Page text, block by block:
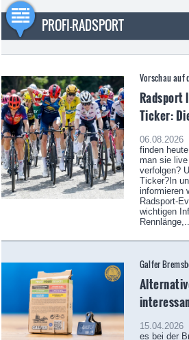
“Nicht ideal gesprintet“: Lippert verpasst in Tournon
Während sie gestern noch als Helferin agiert
(Movistar) auf der 6. Etappe der Tour de
achtköpfigen Spitzengruppe am Ende jedoch
Longo Borghini spart vor Ventoux nichts: “Gebe einen
PROFI-RADSPORT
Vorschau auf
Radsport
Ticker:
06.08.2026 |
finden
man sie
verfolgen?
Ticker?In
informieren
Radsport-
wichtigen
Galfer
15.04.2026 |
es bei der